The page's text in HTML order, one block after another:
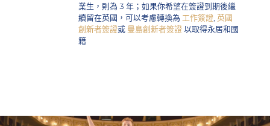
業生，則為 3 年；如果你希望在簽證到期後繼
續留在英國，可以考慮轉換為 工作簽證 英國
創新者簽證或 曼島創新者簽證以取得永居和國
籍